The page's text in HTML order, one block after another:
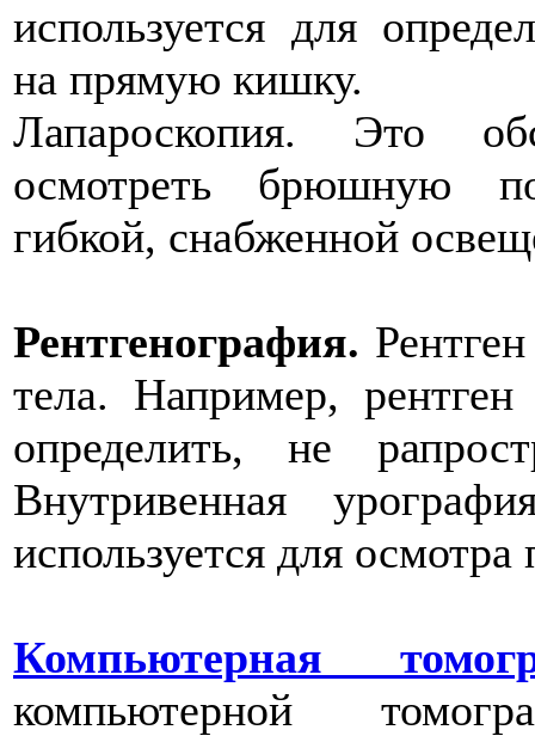
используется для
на прямую кишку.
Лапароскопия. Это
осмотреть брюшную
гибкой, снабженной
Рентгенография.
тела. Например,
определить, не
Внутривенная
используется для
Компьютерная
компьютерной